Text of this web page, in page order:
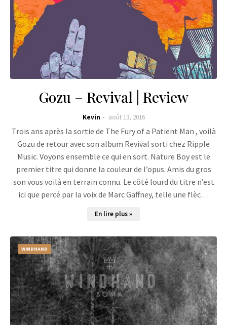
Gozu – Revival | Review
Kevin août 13, 2016
Trois ans après la sortie de The Fury of a Patient Man , voilà
Gozu de retour avec son album Revival sorti chez Ripple
Music. Voyons ensemble ce qui en sort. Nature Boy est le
premier titre qui donne la couleur de l’opus. Amis du gros
son vous voilà en terrain connu. Le côté lourd du titre n’est
ici que percé par la voix de Marc Gaffney, telle une flèc…
En lire plus »
WINDHAND